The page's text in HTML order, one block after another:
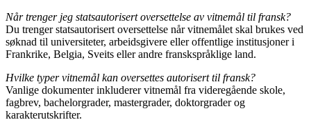
Når trenger jeg statsautorisert oversettelse av vitnemål til fransk?
Du trenger statsautorisert oversettelse når vitnemålet skal brukes ved
søknad til universiteter, arbeidsgivere eller offentlige institusjoner i
Frankrike, Belgia, Sveits eller andre franskspråklige land.
Hvilke typer vitnemål kan oversettes autorisert til fransk?
Vanlige dokumenter inkluderer vitnemål fra videregående skole,
fagbrev, bachelorgrader, mastergrader, doktorgrader og
karakterutskrifter.